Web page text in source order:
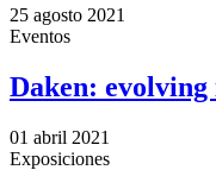
25 agosto 2021
Eventos
Daken: evolving
01 abril 2021
Exposiciones